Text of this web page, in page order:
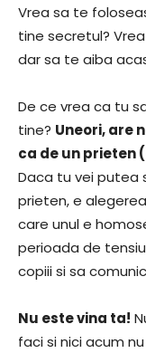
Vrea sa te
tine secretul?
dar sa te aiba
De ce vrea ca tu
tine? Uneori, are
ca de un prieten
Daca tu vei putea
prieten, e
care unul e
perioada de
copiii si sa
Nu este vina ta!
faci si nici acum